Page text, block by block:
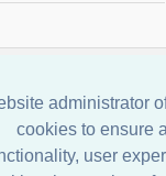
administrator
cookies to ensure
user